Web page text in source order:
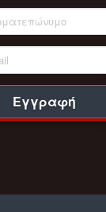
Εγγραφή